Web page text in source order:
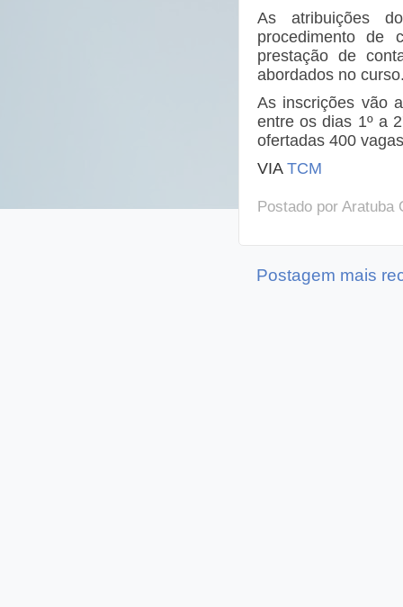
As atribuições
procedimento de
prestação de
abordados no
As inscrições vão
entre os dias 1º a
ofertadas 400
VIATCM
Postado por Aratuba
Postagem mais